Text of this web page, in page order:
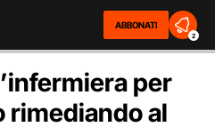
ABBONATI
2
per
rimediando al